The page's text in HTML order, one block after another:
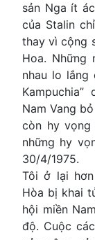
sản Nga ít
của Stalin
thay vì cộng
Hoa. Những
nhau lo lắng
Nam Vang
còn hy vọng
những hy
30/4/1975.
Tôi ở lại
Hòa bị khai
hội miền
độ. Cuộc